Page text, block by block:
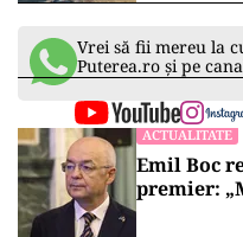
MedLife a preluat
negociază 3-4
străinătate
Raritate la grădina
gemeni lemurieni
mai puțin de 100 de